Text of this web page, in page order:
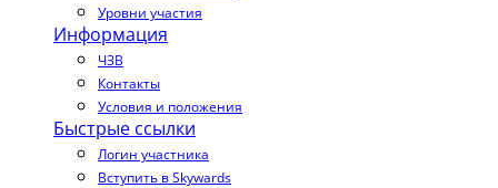
Уровни участия
Информация
ЧЗВ
Контакты
Условия и положения
Быстрые ссылки
Логин участника
Вступить в Skywards